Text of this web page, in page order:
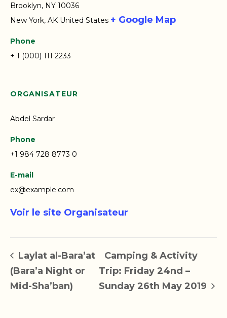
Brooklyn, NY 10036
New York, AK United States + Google Map
Phone
+ 1 (000) 111 2233
ORGANISATEUR
Abdel Sardar
Phone
+1 984 728 8773 0
E-mail
ex@example.com
Voir le site Organisateur
Laylat al-Bara’at
(Bara’a Night or
Mid-Sha’ban)
Camping & Activity
Trip: Friday 24nd –
Sunday 26th May 2019